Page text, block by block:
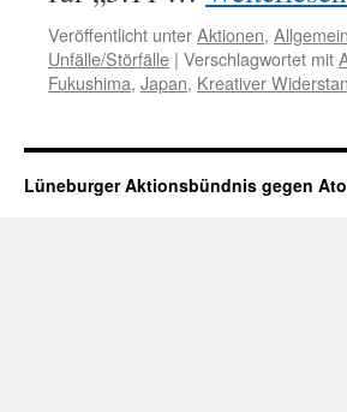
Veröffentlicht unterAktionen, Allgemein
Unfälle/Störfälle | Verschlagwortet mit
Fukushima, Japan, Kreativer
Lüneburger Aktionsbündnis gegen